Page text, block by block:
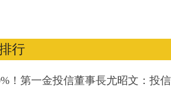
行
！第一金投信董事長尤昭文：投信